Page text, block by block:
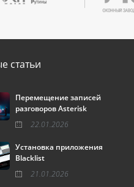
статьи
Перемещение записей
разговоров Asterisk
22.01.2026
Установка приложения
Blacklist
21.01.2026